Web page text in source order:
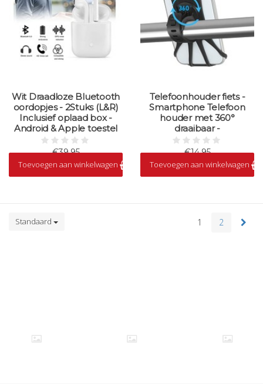
Wit Draadloze Bluetooth
oordopjes - 2Stuks (L&R)
Inclusief oplaad box -
Android & Apple toestel
€39,95
Op voorraad
Toevoegen aan winkelwagen
Telefoonhouder fiets -
Smartphone Telefoon
houder met 360°
draaibaar -
€14,95
Op voorraad
Toevoegen aan winkelwagen
Standaard 1 2